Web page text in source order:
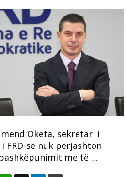
Oketa, sekretari i
FRD-së nuk përjashton
me të …